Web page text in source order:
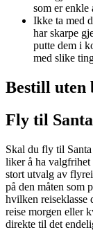
som er enkle
Ikke ta med
har skarpe
putte dem i
med slike
Bestill uten
Fly til
Skal du fly til
liker å ha
stort utvalg av
på den måten som
hvilken reiseklasse
reise morgen eller
direkte til det